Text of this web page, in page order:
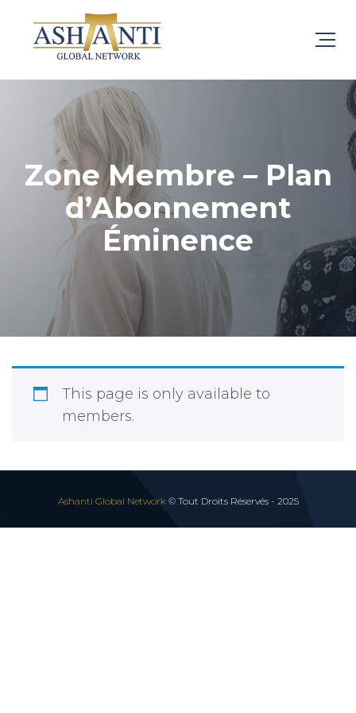
Zone Membre – Plan
d’Abonnement
Éminence
This page is only available to
members.
Ashanti Global Network© Tout Droits Réservés - 2025